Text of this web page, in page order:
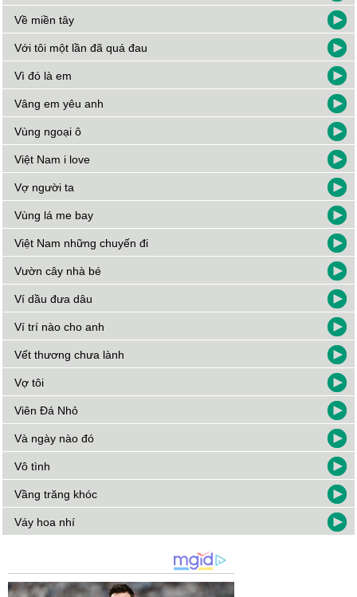
Về miền tây
Với tôi một lần đã quá đau
Vì đó là em
Vâng em yêu anh
Vùng ngoại ô
Việt Nam i love
Vợ người ta
Vùng lá me bay
Việt Nam những chuyến đi
Vườn cây nhà bé
Ví dầu đưa dâu
Ví trí nào cho anh
Vết thương chưa lành
Vợ tôi
Viên Đá Nhỏ
Và ngày nào đó
Vô tình
Vầng trăng khóc
Váy hoa nhí